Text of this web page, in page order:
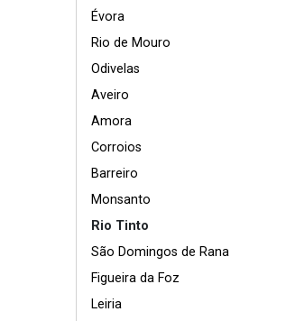
Évora
Rio de Mouro
Odivelas
Aveiro
Amora
Corroios
Barreiro
Monsanto
Rio Tinto
São Domingos de Rana
Figueira da Foz
Leiria